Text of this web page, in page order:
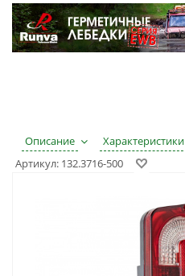
Описание
Характеристики
Артикул: 132.3716-500